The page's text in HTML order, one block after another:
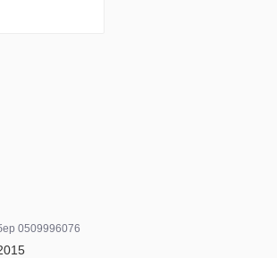
0509996076